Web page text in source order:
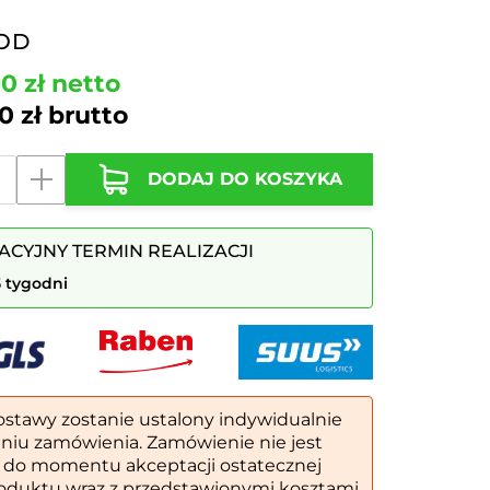
złnetto
złbrutto
DODAJ DO KOSZYKA
TERMIN REALIZACJI
tygodni
zostanie ustalony indywidualnie
zamówienia. Zamówienie nie jest
do momentu akceptacji ostatecznej